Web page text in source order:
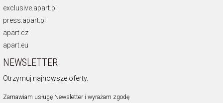
exclusive.apart.pl
press.apart.pl
apart.cz
apart.eu
NEWSLETTER
Otrzymuj najnowsze oferty.
Zamawiam usługę Newsletter i wyrażam zgodę